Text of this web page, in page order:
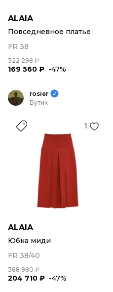
ALAIA
Повседневное платье
FR 38
322 298 ₽
169 560 ₽ -47%
rosier
Бутик
1
ALAIA
Юбка миди
FR 38/40
388 980 ₽
204 710 ₽ -47%